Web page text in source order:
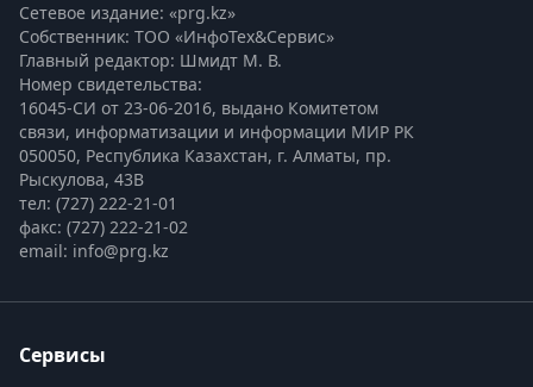
Сетевое издание: «prg.kz»
Собственник: ТОО «ИнфоТех&Сервис»
Главный редактор: Шмидт М. В.
Номер свидетельства:
16045-СИ от 23-06-2016, выдано Комитетом
связи, информатизации и информации МИР РК
050050, Республика Казахстан, г. Алматы, пр.
Рыскулова, 43В
тел: (727) 222-21-01
факс: (727) 222-21-02
email: info@prg.kz
Сервисы